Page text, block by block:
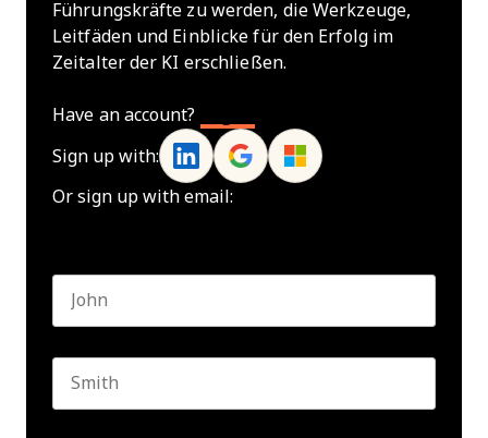
Führungskräfte zu werden, die Werkzeuge,
Leitfäden und Einblicke für den Erfolg im
Zeitalter der KI erschließen.
Have an account?
Sign up with:
Or sign up with email: